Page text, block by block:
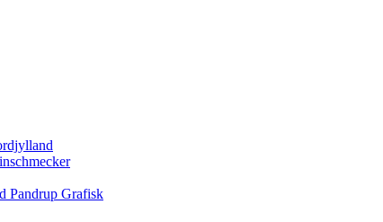
Pandrup Grafisk